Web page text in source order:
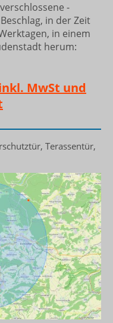
-
in der Zeit
in einem
herum:
MwSt und
Terassentür,